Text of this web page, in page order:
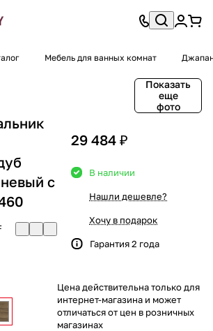
Мебель для ванных комнат
Показать
еще
фото
с
29 484 ₽
В наличии
Нашли дешевле?
Хочу в подарок
Гарантия 2 года
Цена действительна только для
интернет-магазина и может
отличаться от цен в розничных
магазинах